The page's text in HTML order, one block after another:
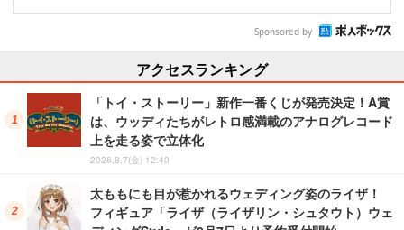
Sponsored by
アクセスランキング
「トイ・ストーリー」新作一番くじが発売決定！A賞
は、ウッディたちがレトロ感満載のアナログレコード
上を走る姿で立体化
2026.8.7(金) 12:40
太ももにも目が惹かれるウェディング姿のライザ！
フィギュア「ライザ（ライザリン・シュタウト）ウェ